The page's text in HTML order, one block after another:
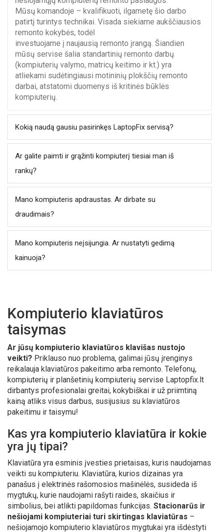
Mūsų komandoje – kvalifikuoti, ilgametę šio darbo
patirtį turintys technikai. Visada siekiame aukščiausios
remonto kokybės, todėl
investuojame į naujausią remonto įrangą. Šiandien
mūsų servise šalia standartinių remonto darbų
(kompiuterių valymo, matricų keitimo ir kt.) yra
atliekami sudėtingiausi motininių plokščių remonto
darbai, atstatomi duomenys iš kritinės būklės
kompiuterių.
Kokią naudą gausiu pasirinkęs LaptopFix servisą?
Ar galite paimti ir grąžinti kompiuterį tiesiai man iš
rankų?
Mano kompiuteris apdraustas. Ar dirbate su
draudimais?
Mano kompiuteris neįsijungia. Ar nustatyti gedimą
kainuoja?
Kompiuterio klaviatūros
taisymas
Ar jūsų kompiuterio klaviatūros klavišas nustojo
veikti? Priklauso nuo problema, galimai jūsų įrenginys
reikalauja klaviatūros pakeitimo arba remonto. Telefonų,
kompiuterių ir planšetinių kompiuterių servise Laptopfix.lt
dirbantys profesionalai greitai, kokybiškai ir už priimtiną
kainą atliks visus darbus, susijusius su klaviatūros
pakeitimu ir taisymu!
Kas yra kompiuterio klaviatūra ir kokie
yra jų tipai?
Klaviatūra yra esminis įvesties prietaisas, kuris naudojamas
veikti su kompiuteriu. Klaviatūra, kurios dizainas yra
panašus į elektrinės rašomosios mašinėlės, susideda iš
mygtukų, kurie naudojami rašyti raides, skaičius ir
simbolius, bei atlikti papildomas funkcijas. Stacionarūs ir
nešiojami kompiuteriai turi skirtingas klaviatūras –
nešiojamojo kompiuterio klaviatūros mygtukai yra išdėstyti